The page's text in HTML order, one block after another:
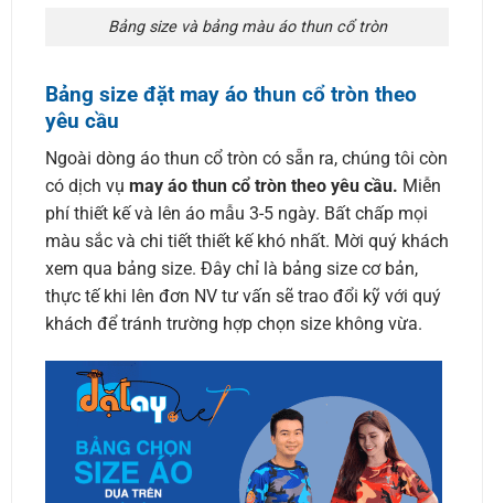
Bảng size và bảng màu áo thun cổ tròn
Bảng size đặt may áo thun cổ tròn theo
yêu cầu
Ngoài dòng áo thun cổ tròn có sẵn ra, chúng tôi còn
có dịch vụ may áo thun cổ tròn theo yêu cầu. Miễn
phí thiết kế và lên áo mẫu 3-5 ngày. Bất chấp mọi
màu sắc và chi tiết thiết kế khó nhất. Mời quý khách
xem qua bảng size. Đây chỉ là bảng size cơ bản,
thực tế khi lên đơn NV tư vấn sẽ trao đổi kỹ với quý
khách để tránh trường hợp chọn size không vừa.